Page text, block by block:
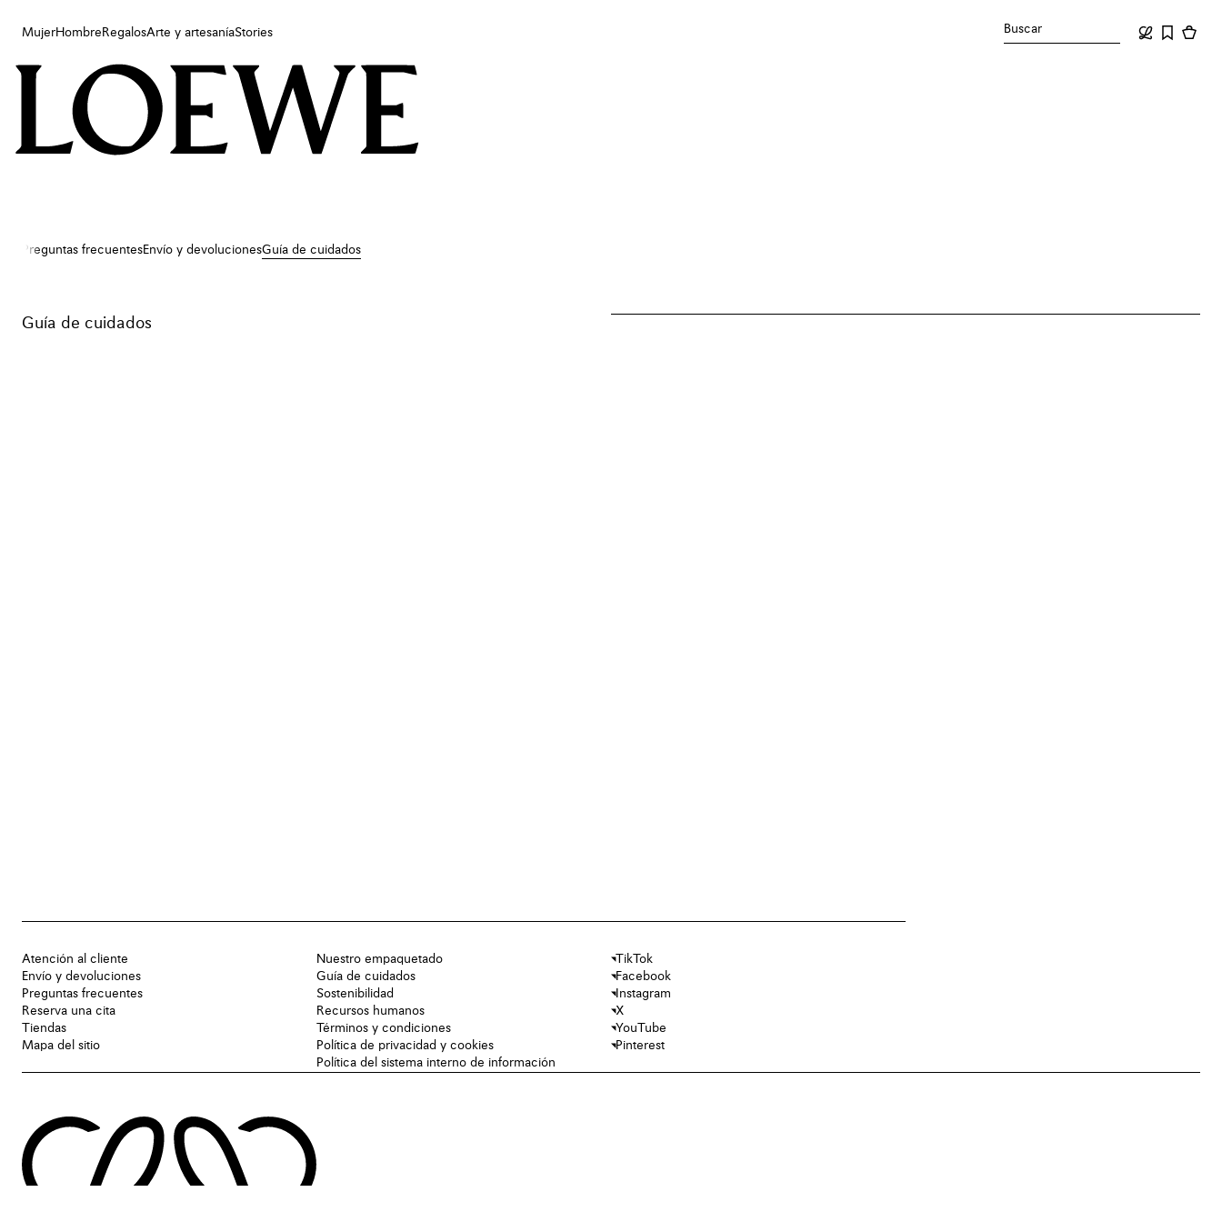
MujerHombre RegalosArte y artesaníaStories Buscar
Mujer
Arte y artesanía
LOEWE
Preguntas frecuentesEnvío y devolucionesGuía de cuidados
Guía de cuidados
Atención al cliente
Envío y devoluciones
Preguntas frecuentes
Reserva una cita
Tiendas
Mapa del sitio
Nuestro empaquetado
Guía de cuidados
Sostenibilidad
Recursos humanos
Términos y condiciones
Política de privacidad y cookies
Política del sistema interno de información
TikTok
Facebook
Instagram
X
YouTube
Pinterest